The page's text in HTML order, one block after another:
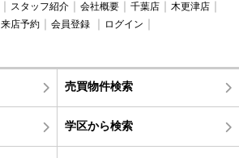
スタッフ紹介 会社概要 千葉店
木更津店
来店予約 会員登録
ログイン
売買物件検索
学区から検索